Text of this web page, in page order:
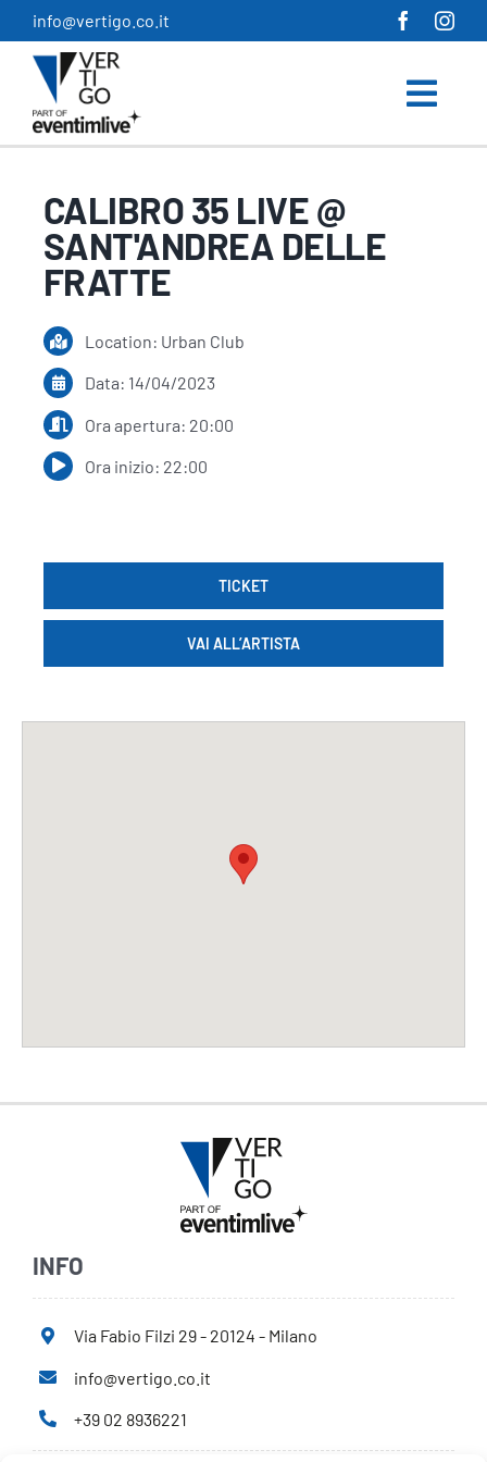
Salta
al
contenuto
info@vertigo.co.it
CALIBRO 35 LIVE @
SANT'ANDREA DELLE
FRATTE
Location: Urban Club
Data: 14/04/2023
Ora apertura: 20:00
Ora inizio: 22:00
TICKET
VAI ALL’ARTISTA
INFO
Via Fabio Filzi 29 - 20124 - Milano
info@vertigo.co.it
+39 02 8936221